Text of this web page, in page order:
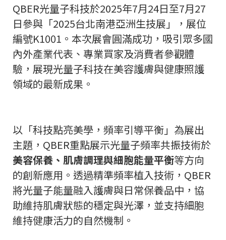
QBER光量子科技於2025年7月24日至7月27
日參與「2025台北南港亞洲生技展」，展位
編號K1001。本次展會圓滿成功，吸引眾多國
內外產業代表、專業買家及消費者參觀體
驗，展現光量子科技在美容護膚與健康照護
領域的最新成果。
以「科技點亮美學，頻率引導平衡」為展出
主題，QBER重點展示光量子頻率共振技術於
美容保養、肌膚調理與細胞能量平衡等方向
的創新應用。透過精準頻率植入技術，QBER
將光量子能量融入護膚與日常保養品中，協
助維持肌膚狀態的穩定與光澤，並支持細胞
維持健康活力的自然機制。